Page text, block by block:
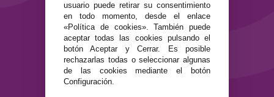
Política de cookies
usuario puede retirar su consentimiento
en todo momento, desde el enlace
«Política de cookies». También puede
aceptar todas las cookies pulsando el
botón Aceptar y Cerrar. Es posible
rechazarlas todas o seleccionar algunas
de las cookies mediante el botón
Configuración.